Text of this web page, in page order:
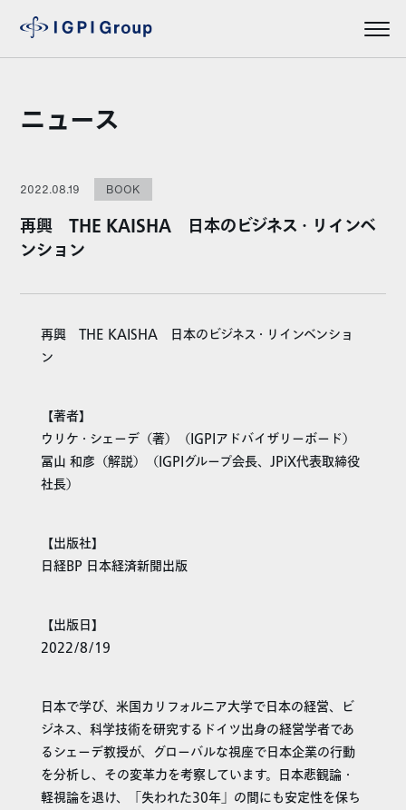
ニュース
2022.08.19 BOOK
再興 THE KAISHA 日本のビジネス・リインベ
ンション
再興 THE KAISHA 日本のビジネス・リインベンショ
ン
【著者】
ウリケ・シェーデ（著）（IGPIアドバイザリーボード）
冨山 和彦（解説）（IGPIグループ会長、JPiX代表取締役
社長）
【出版社】
日経BP 日本経済新聞出版
【出版日】
2022/8/19
日本で学び、米国カリフォルニア大学で日本の経営、ビ
ジネス、科学技術を研究するドイツ出身の経営学者であ
るシェーデ教授が、グローバルな視座で日本企業の行動
を分析し、その変革力を考察しています。日本悲観論・
軽視論を退け、「失われた30年」の間にも安定性を保ち